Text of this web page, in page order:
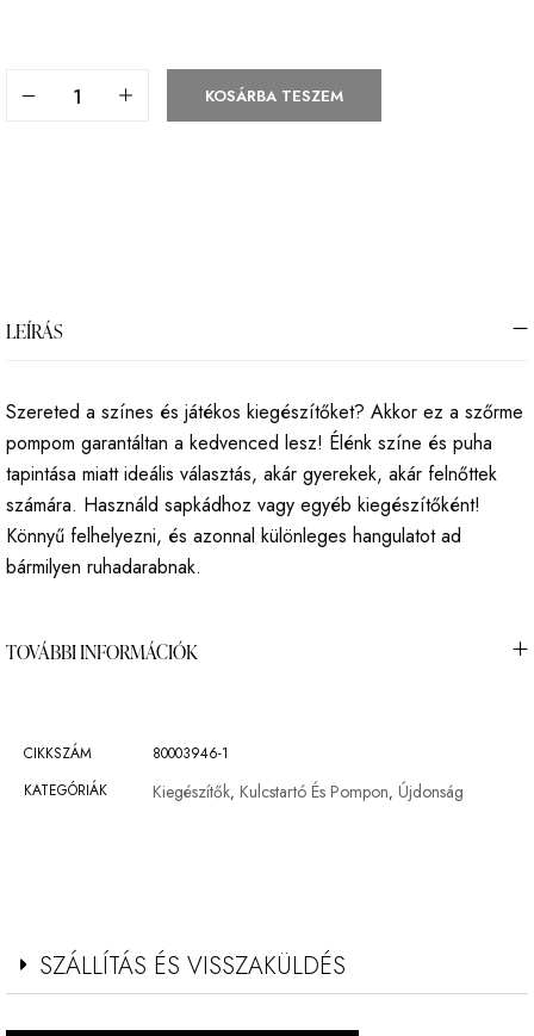
KOSÁRBA TESZEM
LEÍRÁS
Szereted a színes és játékos kiegészítőket? Akkor ez a szőrme
pompom garantáltan a kedvenced lesz! Élénk színe és puha
tapintása miatt ideális választás, akár gyerekek, akár felnőttek
számára. Használd sapkádhoz vagy egyéb kiegészítőként!
Könnyű felhelyezni, és azonnal különleges hangulatot ad
bármilyen ruhadarabnak.
TOVÁBBI INFORMÁCIÓK
CIKKSZÁM
80003946-1
KATEGÓRIÁK
Kiegészítők, Kulcstartó És Pompon, Újdonság
SZÁLLÍTÁS ÉS VISSZAKÜLDÉS